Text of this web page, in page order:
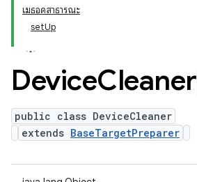
เมธอดสาธารณะ
setUp
DeviceCleaner
public class DeviceCleaner
extends BaseTargetPreparer